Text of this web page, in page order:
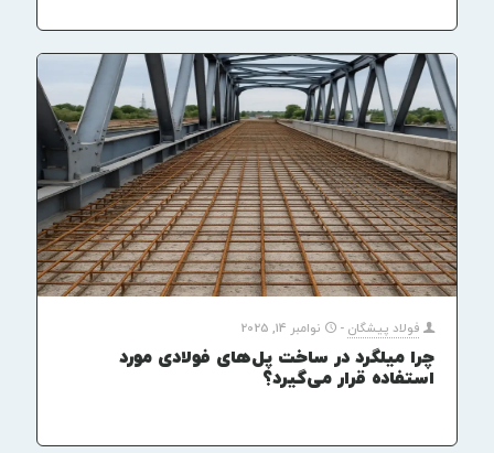
فولاد پیشگان - نوامبر 14, 2025
چرا میلگرد در ساخت پل‌های فولادی مورد
استفاده قرار می‌گیرد؟